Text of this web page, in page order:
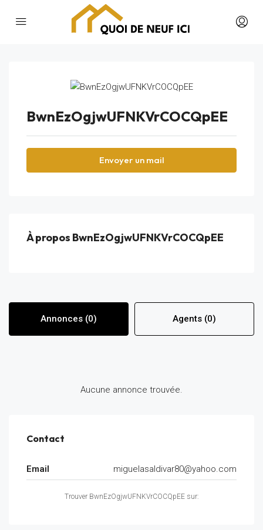
BwnEzOgjwUFNKVrCOCQpEE
Envoyer un mail
À propos BwnEzOgjwUFNKVrCOCQpEE
Annonces (0) Agents (0)
Aucune annonce trouvée.
Contact
Email miguelasaldivar80@yahoo.com
Trouver BwnEzOgjwUFNKVrCOCQpEE sur: